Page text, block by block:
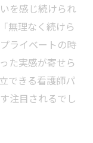
を感じ続けられ
無理なく続けら
ライベートの時
た実感が寄せら
できる看護師パ
注目されるでし